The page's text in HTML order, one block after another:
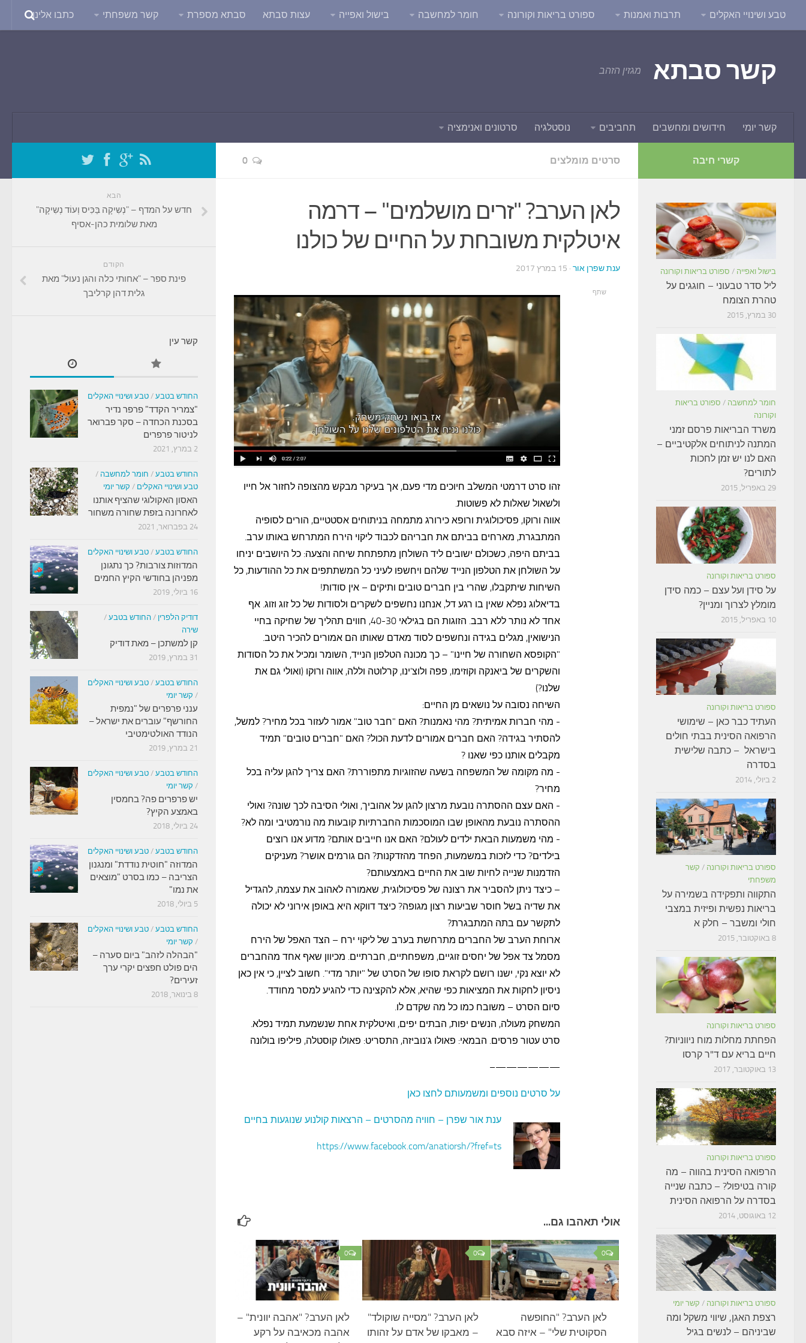
טבע ושינויי האקלים תרבות ואמנות ספורט בריאות וקורונה חומר למחשבה בישול ואפייה עצות סבתא סבתא מספרת קשר משפחתי כתבו אלינו
קשר סבתא מגזין הזהב
קשר יומי חידושים ומחשבים תחביבים נוסטלגיה סרטונים ואנימציה
סרטים מומלצים 0
לאן הערב? "זרים מושלמים" – דרמה
איטלקית משובחת על החיים של כולנו
ענת שפרן אור · 15 במרץ 2017
זהו סרט דרמטי המשלב חיוכים מדי פעם, אך בעיקר מבקש מהצופה לחזור אל חייו
ולשאול שאלות לא פשוטות.
אווה ורוקו, פסיכולוגית ורופא כירורג מתמחה בניתוחים אסטטיים, הורים לסופיה
המתבגרת, מארחים בביתם את חבריהם לכבוד ליקוי הירח המתרחש באותו ערב.
בביתם היפה, כשכולם ישובים ליד השולחן מתפתחת שיחה והצעה: כל היושבים יניחו
על השולחן את הטלפון הנייד שלהם ויחשפו לעיני כל המשתתפים את כל ההודעות, כל
השיחות שיתקבלו, שהרי בין חברים טובים ותיקים – אין סודות!
בדיאלוג נפלא שאין בו רגע דל, אנחנו נחשפים לשקרים ולסודות של כל זוג וזוג. אף
אחד לא נותר ללא רבב. הזוגות הם בגילאי 40-30, חווים תהליך של שחיקה בחיי
הנישואין, מגלים בגידה ונחשפים לסוד מאדם שאותו הם אמורים להכיר היטב.
"הקופסא השחורה של חיינו" – כך מכונה הטלפון הנייד, השומר ומכיל את כל הסודות
והשקרים של ביאנקה וקוזימו, פפה ולוצ'ינו, קרלוטה וללה, אווה ורוקו (ואולי גם את
שלנו?)
השיחה נסובה על נושאים מן החיים:
- מהי חברות אמיתית? מהי נאמנות? האם "חבר טוב" אמור לעזור בכל מחיר? למשל,
להסתיר בגידה? האם חברים אמורים לדעת הכול? האם "חברים טובים" תמיד
מקבלים אותנו כפי שאנו ?
- מה מקומה של המשפחה בשעה שהזוגיות מתפוררת? האם צריך להגן עליה בכל
מחיר?
- האם עצם ההסתרה נובעת מרצון להגן על אהוביך, ואולי הסיבה לכך שונה? ואולי
ההסתרה נובעת מהאופן שבו המוסכמות החברתיות קובעות מה נורמטיבי ומה לא?
- מהי משמעות הבאת ילדים לעולם? האם אנו חייבים אותם? מדוע אנו רוצים
בילדים? כדי לזכות במשמעות, הפחד מהזדקנות? הם גורמים אושר? מעניקים
הזדמנות שנייה לחיות שוב את החיים באמצעותם?
– כיצד ניתן להסביר את רצונה של פסיכולוגית, שאמורה לאהוב את עצמה, להגדיל
את שדיה בשל חוסר שביעות רצון מגופה? כיצד דווקא היא באופן אירוני לא יכולה
לתקשר עם בתה המתבגרת?
ארוחת הערב של החברים מתרחשת בערב של ליקוי ירח – הצד האפל של הירח
מסמל צד אפל של יחסים זוגיים, משפחתיים, חברתיים. מכיוון שאף אחד מהחברים
לא יוצא נקי, ישנו רושם לקראת סופו של הסרט של "יותר מדי". חשוב לציין, כי אין כאן
ניסיון לחקות את המציאות כפי שהיא, אלא להקצינה כדי להגיע למסר מחודד.
סיום הסרט – משובח כמו כל מה שקדם לו.
המשחק מעולה, הנשים יפות, הבתים יפים, ואיטלקית אחת שנשמעת תמיד נפלא.
סרט עטור פרסים. הבמאי: פאולו ג'נוביזה, התסריט: פאולו קוסטלה, פיליפו בולונה
——————–
על סרטים נוספים ומשמעותם לחצו כאן
ענת אור שפרן – חוויה מהסרטים – הרצאות קולנוע שנוגעות בחיים
https://www.facebook.com/anatiorsh/?fref=ts
שתף
אולי תאהבו גם...
0
לאן הערב? "אהבה יוונית" –
אהבה מכאיבה על רקע
0
לאן הערב? "מסייה שוקולד"
– מאבקו של אדם על זהותו
0
לאן הערב? "החופשה
הסקוטית שלי" – איזה סבא
הבא
חדש על המדף – "נְשִיקָה בַּכִּיס וְעוֹד נְשִיקָה"
מאת שלומית כהן-אסיף
הקודם
פינת ספר – "אחותי כלה והגן נעול" מאת
גלית דהן קרליבך
קשר עין
החודש בטבע / טבע ושינויי האקלים
"צמריר הקדד" פרפר נדיר
בסכנת הכחדה – סקר פברואר
לניטור פרפרים
2 במרץ, 2021
החודש בטבע / חומר למחשבה /
טבע ושינויי האקלים / קשר יומי
האסון האקולוגי שהציף אותנו
לאחרונה בזפת שחורה משחור
24 בפברואר, 2021
החודש בטבע / טבע ושינויי האקלים
המדוזות צורבות? כך נתגונן
מפניהן בחודשי הקיץ החמים
16 ביולי, 2019
דודיק הלפרין / החודש בטבע /
שירה
קן למשתכן – מאת דודיק
31 במרץ, 2019
החודש בטבע / טבע ושינויי האקלים
/ קשר יומי
ענני פרפרים של "נמפית
החורשף" עוברים את ישראל –
הנודד האולטימטיבי
21 במרץ, 2019
החודש בטבע / טבע ושינויי האקלים
/ קשר יומי
יש פרפרים פה? בחמסין
באמצע הקיץ?
24 ביולי, 2018
החודש בטבע / טבע ושינויי האקלים
המדוזה "חוטית נודדת" ומנגנון
הצריבה – כמו בסרט "מוצאים
את נמו"
5 ביולי, 2018
החודש בטבע / טבע ושינויי האקלים
/ קשר יומי
"הבהלה לזהב" ביום סערה –
הים פולט חפצים יקרי ערך
זעירים?
8 בינואר, 2018
קשרי חיבה
בישול ואפייה / ספורט בריאות וקורונה
ליל סדר טבעוני – חוגגים על
טהרת הצומח
30 במרץ, 2015
חומר למחשבה / ספורט בריאות
וקורונה
משרד הבריאות פרסם זמני
המתנה לניתוחים אלקטיביים –
האם לנו יש זמן לחכות
לתורים?
29 באפריל, 2015
ספורט בריאות וקורונה
על סידן ועל עצם – כמה סידן
מומלץ לצרוך ומניין?
10 באפריל, 2015
ספורט בריאות וקורונה
העתיד כבר כאן – שימושי
הרפואה הסינית בבתי חולים
בישראל – כתבה שלישית
בסדרה
2 ביולי, 2014
ספורט בריאות וקורונה / קשר
משפחתי
התקווה ותפקידה בשמירה על
בריאות נפשית ופיזית במצבי
חולי ומשבר – חלק א
8 באוקטובר, 2015
ספורט בריאות וקורונה
הפחתת מחלות מוח ניווניות?
חיים בריא עם ד"ר קרסו
13 באוקטובר, 2017
ספורט בריאות וקורונה
הרפואה הסינית בהווה – מה
קורה בטיפול? – כתבה שנייה
בסדרה על הרפואה הסינית
12 באוגוסט, 2014
ספורט בריאות וקורונה / קשר יומי
רצפת האגן, שיווי משקל ומה
שביניהם – לנשים בגיל